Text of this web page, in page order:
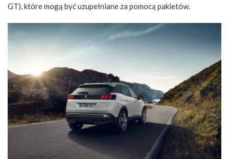
GT), które mogą być uzupełniane za pomocą pakietów.